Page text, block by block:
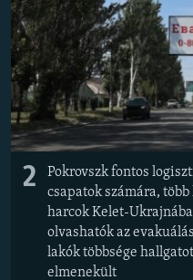
2
Pokrovszk fontos
csapatok számára,
harcok Kelet-
olvashatók az
lakók többsége
elmenekült